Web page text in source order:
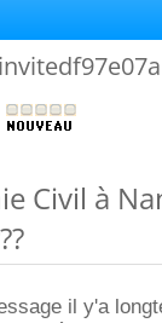
invitedf97e07a
Civil à
il y'a